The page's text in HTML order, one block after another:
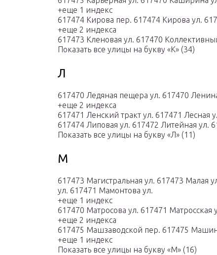
+еще 1 индекс
617474 Кирова пер. 617474 Кирова ул.
+еще 2 индекса
617473 Кленовая ул. 617470
Показать все улицы на букву «К» (34)
Л
617470 Ледяная пещера ул. 617470
+еще 2 индекса
617471 Ленский тракт ул. 617471 Лесная
617474 Липовая ул. 617472 Литейная ул.
Показать все улицы на букву «Л» (11)
М
617473 Магистральная ул. 617473 Малая
ул. 617471 Мамонтова ул.
+еще 1 индекс
617470 Матросова ул. 617471 Матросская
+еще 2 индекса
617475 Машзаводской пер. 617475
+еще 1 индекс
Показать все улицы на букву «М» (16)